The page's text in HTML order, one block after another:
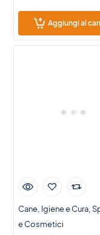
Aggiungi al
Cane Igiene e Cura
e Cosmetici